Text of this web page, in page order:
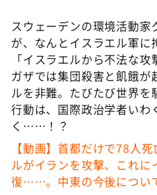
新婚さんいらっしゃい！
ポツンと一軒家
ザキ山小屋本館
ぺこぱのまるスポ
アナ回覧板
スウェーデンの環境活動家
が、なんとイスラエル軍
「イスラエルから不法な
ガザでは集団殺害と飢餓が
ルを非難。たびたび世界を
行動は、国際政治学者いわ
く……！？
【動画】首都だけで78人
ルがイランを攻撃、これに
復……。中東の今後につい